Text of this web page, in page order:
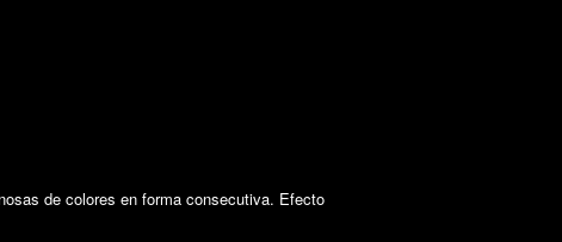
de colores en forma consecutiva. Efecto